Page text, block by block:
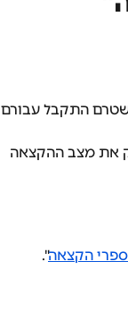
התקבל עבורם
את מצב ההקצאה
הקצאה".